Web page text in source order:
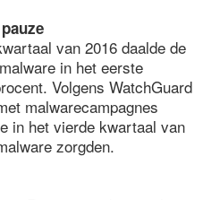
van 2016 daalde de
in het eerste
Volgens WatchGuard
malwarecampagnes
in het vierde kwartaal van
zorgden.